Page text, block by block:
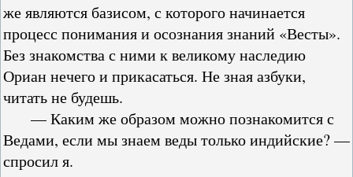
же являются базисом, с которого начинается
процесс понимания и осознания знаний «Весты».
Без знакомства с ними к великому наследию
Ориан нечего и прикасаться. Не зная азбуки,
читать не будешь.
— Каким же образом можно познакомится с
Ведами, если мы знаем веды только индийские? —
спросил я.